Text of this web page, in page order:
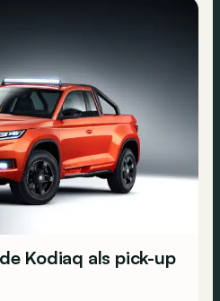
Kodiaq als pick-up